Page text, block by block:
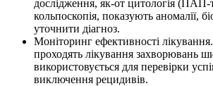
дослідження, як-от цитологія (ПАП-
кольпоскопія, показують аномалії,
уточнити діагноз.
Моніторинг ефективності
проходять лікування захворювань
використовується для перевірки
виключення рецидивів.